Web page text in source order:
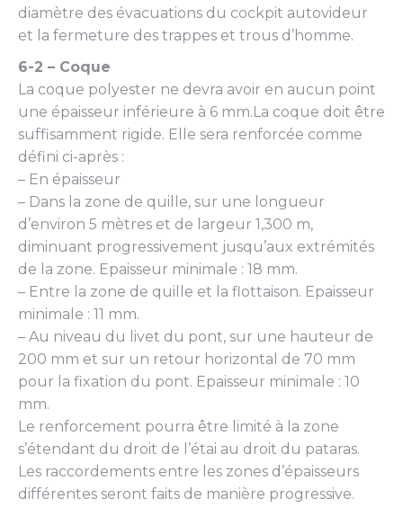
diamètre des évacuations du cockpit autovideur
et la fermeture des trappes et trous d’homme.
6-2 – Coque
La coque polyester ne devra avoir en aucun point
une épaisseur inférieure à 6 mm.La coque doit être
suffisamment rigide. Elle sera renforcée comme
défini ci-après :
– En épaisseur
– Dans la zone de quille, sur une longueur
d’environ 5 mètres et de largeur 1,300 m,
diminuant progressivement jusqu’aux extrémités
de la zone. Epaisseur minimale : 18 mm.
– Entre la zone de quille et la flottaison. Epaisseur
minimale : 11 mm.
– Au niveau du livet du pont, sur une hauteur de
200 mm et sur un retour horizontal de 70 mm
pour la fixation du pont. Epaisseur minimale : 10
mm.
Le renforcement pourra être limité à la zone
s’étendant du droit de l’étai au droit du pataras.
Les raccordements entre les zones d’épaisseurs
différentes seront faits de manière progressive.